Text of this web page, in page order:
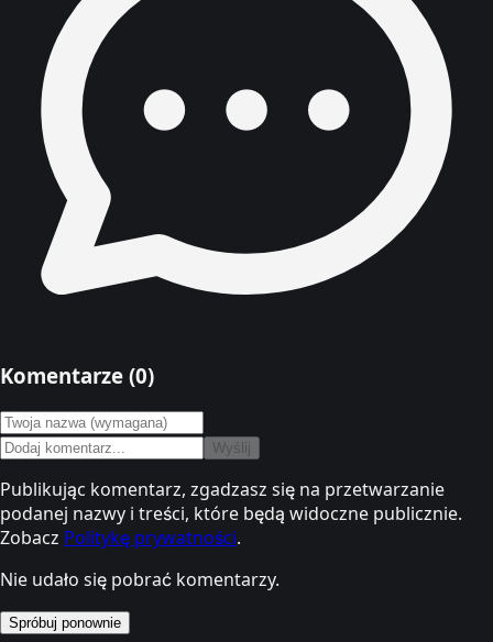
Komentarze (0)
Wyślij
Publikując komentarz, zgadzasz się na przetwarzanie
podanej nazwy i treści, które będą widoczne publicznie.
Zobacz Politykę prywatności.
Nie udało się pobrać komentarzy.
Spróbuj ponownie